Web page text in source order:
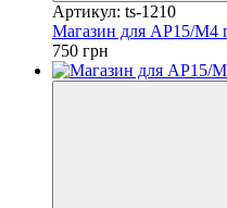
Артикул: ts-1210
Магазин для АР15/М4
750 грн